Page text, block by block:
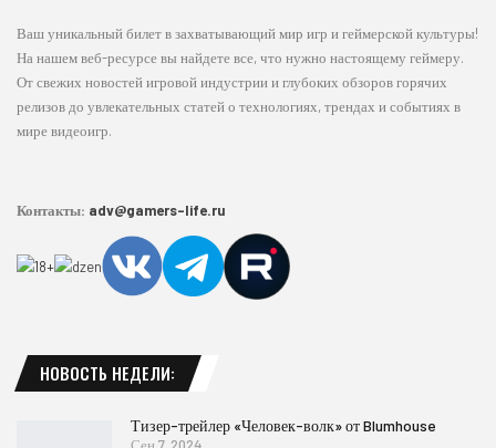
Ваш уникальный билет в захватывающий мир игр и геймерской культуры!
На нашем веб-ресурсе вы найдете все, что нужно настоящему геймеру.
От свежих новостей игровой индустрии и глубоких обзоров горячих
релизов до увлекательных статей о технологиях, трендах и событиях в
мире видеоигр.
Контакты: adv@gamers-life.ru
НОВОСТЬ НЕДЕЛИ:
Тизер-трейлер «Человек-волк» от Blumhouse